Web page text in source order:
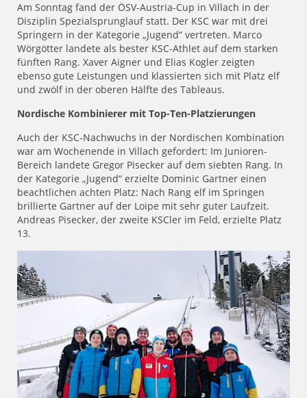
Am Sonntag fand der ÖSV-Austria-Cup in Villach in der
Disziplin Spezialsprunglauf statt. Der KSC war mit drei
Springern in der Kategorie „Jugend“ vertreten. Marco
Wörgötter landete als bester KSC-Athlet auf dem starken
fünften Rang. Xaver Aigner und Elias Kogler zeigten
ebenso gute Leistungen und klassierten sich mit Platz elf
und zwölf in der oberen Hälfte des Tableaus.
Nordische Kombinierer mit Top-Ten-Platzierungen
Auch der KSC-Nachwuchs in der Nordischen Kombination
war am Wochenende in Villach gefordert: Im Junioren-
Bereich landete Gregor Pisecker auf dem siebten Rang. In
der Kategorie „Jugend“ erzielte Dominic Gartner einen
beachtlichen achten Platz: Nach Rang elf im Springen
brillierte Gartner auf der Loipe mit sehr guter Laufzeit.
Andreas Pisecker, der zweite KSCler im Feld, erzielte Platz
13.